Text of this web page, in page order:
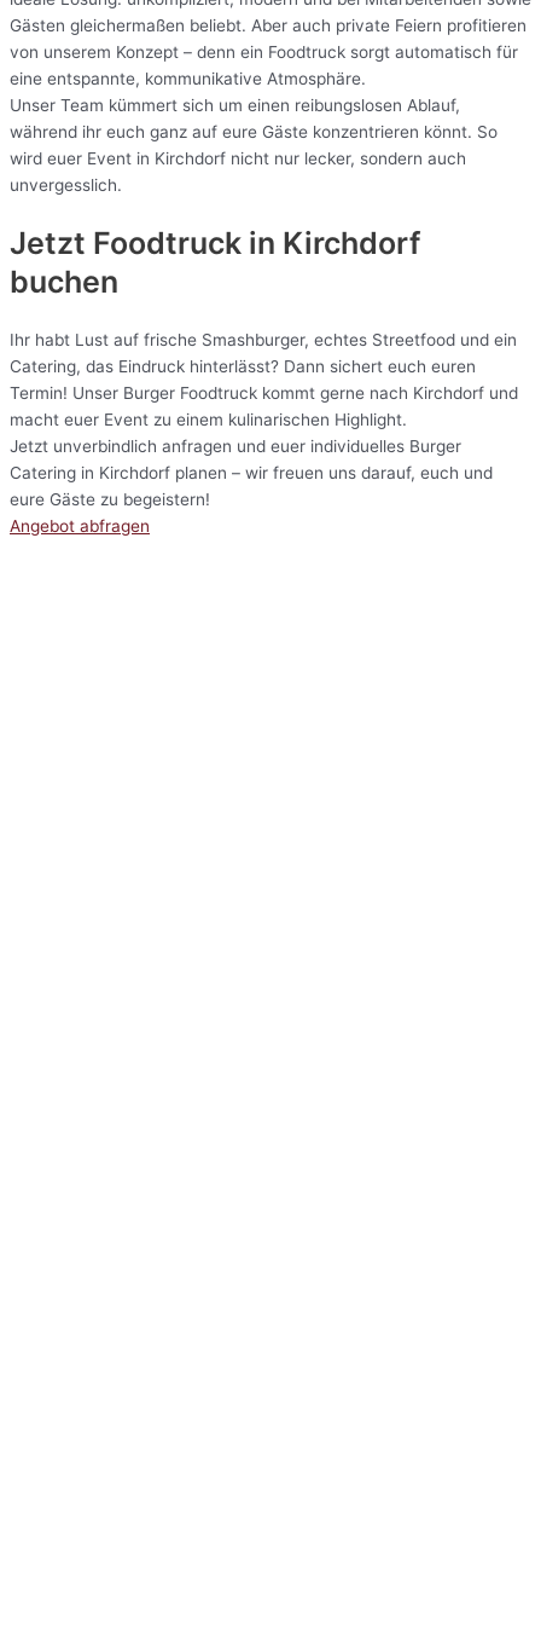
Gästen gleichermaßen beliebt. Aber auch private Feiern profitieren
von unserem Konzept – denn ein Foodtruck sorgt automatisch für
eine entspannte, kommunikative Atmosphäre.
Unser Team kümmert sich um einen reibungslosen Ablauf,
während ihr euch ganz auf eure Gäste konzentrieren könnt. So
wird euer Event in Kirchdorf nicht nur lecker, sondern auch
unvergesslich.
Jetzt Foodtruck in Kirchdorf
buchen
Ihr habt Lust auf frische Smashburger, echtes Streetfood und ein
Catering, das Eindruck hinterlässt? Dann sichert euch euren
Termin! Unser Burger Foodtruck kommt gerne nach Kirchdorf und
macht euer Event zu einem kulinarischen Highlight.
Jetzt unverbindlich anfragen und euer individuelles Burger
Catering in Kirchdorf planen – wir freuen uns darauf, euch und
eure Gäste zu begeistern!
Angebot abfragen